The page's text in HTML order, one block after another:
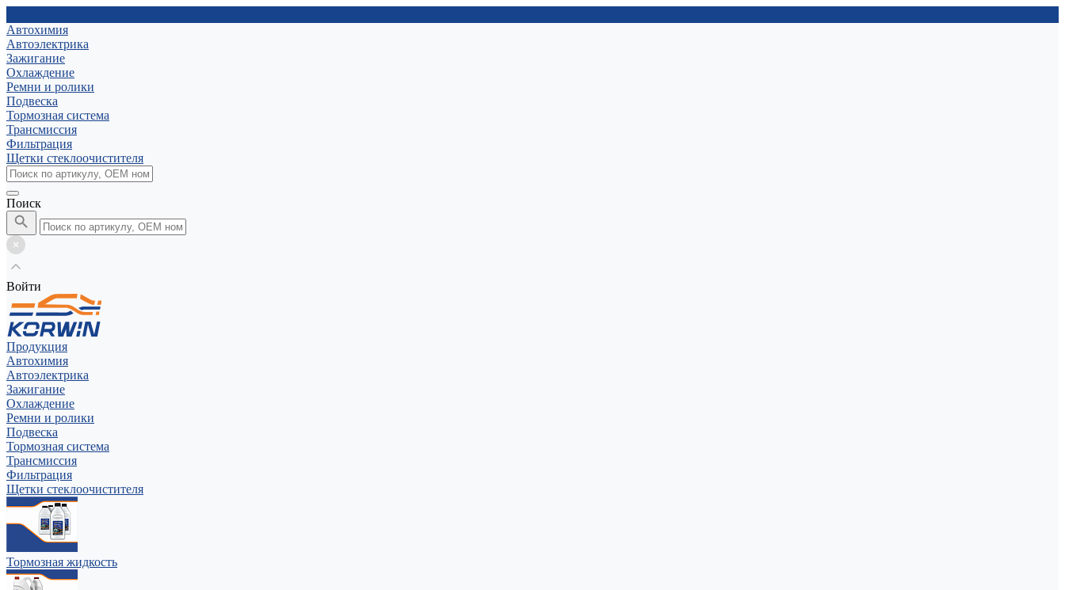
Автохимия
Автоэлектрика
Зажигание
Охлаждение
Ремни и ролики
Подвеска
Тормозная система
Трансмиссия
Фильтрация
Щетки стеклоочистителя
Поиск
Войти
Продукция
Автохимия
Автоэлектрика
Зажигание
Охлаждение
Ремни и ролики
Подвеска
Тормозная система
Трансмиссия
Фильтрация
Щетки стеклоочистителя
Тормозная жидкость